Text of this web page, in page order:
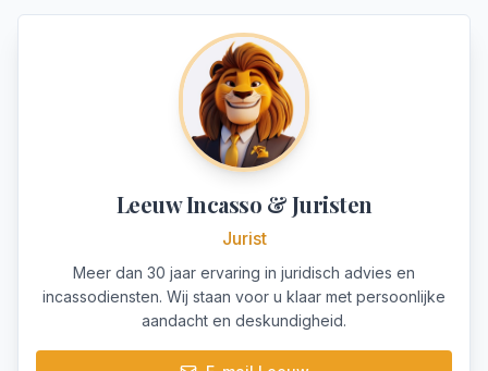
Leeuw Incasso & Juristen
Jurist
Meer dan 30 jaar ervaring in juridisch advies en
incassodiensten. Wij staan voor u klaar met persoonlijke
aandacht en deskundigheid.